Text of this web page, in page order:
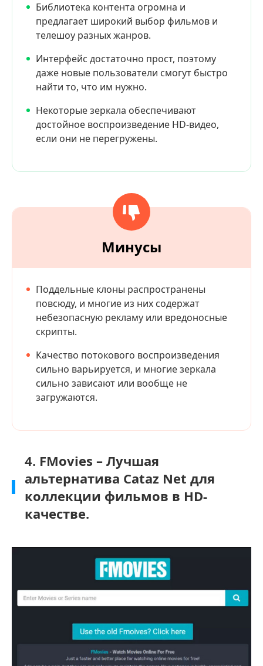
Библиотека контента огромна и
предлагает широкий выбор фильмов и
телешоу разных жанров.
Интерфейс достаточно прост, поэтому
даже новые пользователи смогут быстро
найти то, что им нужно.
Некоторые зеркала обеспечивают
достойное воспроизведение HD-видео,
если они не перегружены.
Минусы
Поддельные клоны распространены
повсюду, и многие из них содержат
небезопасную рекламу или вредоносные
скрипты.
Качество потокового воспроизведения
сильно варьируется, и многие зеркала
сильно зависают или вообще не
загружаются.
4. FMovies – Лучшая
альтернатива Cataz Net для
коллекции фильмов в HD-
качестве.